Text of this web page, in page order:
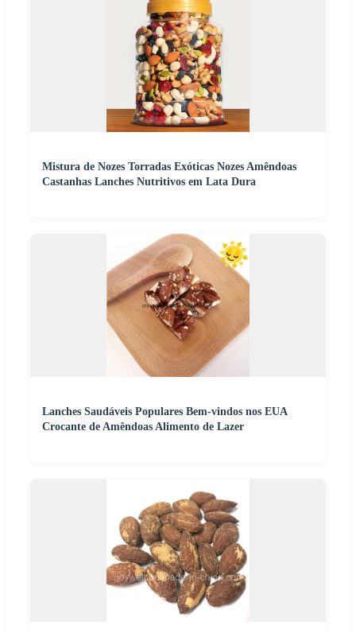
Mistura de Nozes Torradas Exóticas Nozes Amêndoas
Castanhas Lanches Nutritivos em Lata Dura
Lanches Saudáveis Populares Bem-vindos nos EUA
Crocante de Amêndoas Alimento de Lazer